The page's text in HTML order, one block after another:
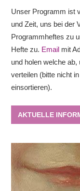
Unser Programm ist
und Zeit, uns bei der
Programmheftes zu
Hefte zu. Emailmit
und holen welche
verteilen (bitte nicht
einsortieren).
AKTUELLE